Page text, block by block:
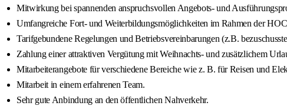
Mitwirkung bei spannenden anspruchsvollen Angebots- und
Umfangreiche Fort- und Weiterbildungsmöglichkeiten im Rahmen der
Tarifgebundene Regelungen und Betriebsvereinbarungen (z.B.
Zahlung einer attraktiven Vergütung mit Weihnachts- und zusätzlichem
Mitarbeiterangebote für verschiedene Bereiche wie z. B. für Reisen und
Mitarbeit in einem erfahrenen Team.
Sehr gute Anbindung an den öffentlichen Nahverkehr.